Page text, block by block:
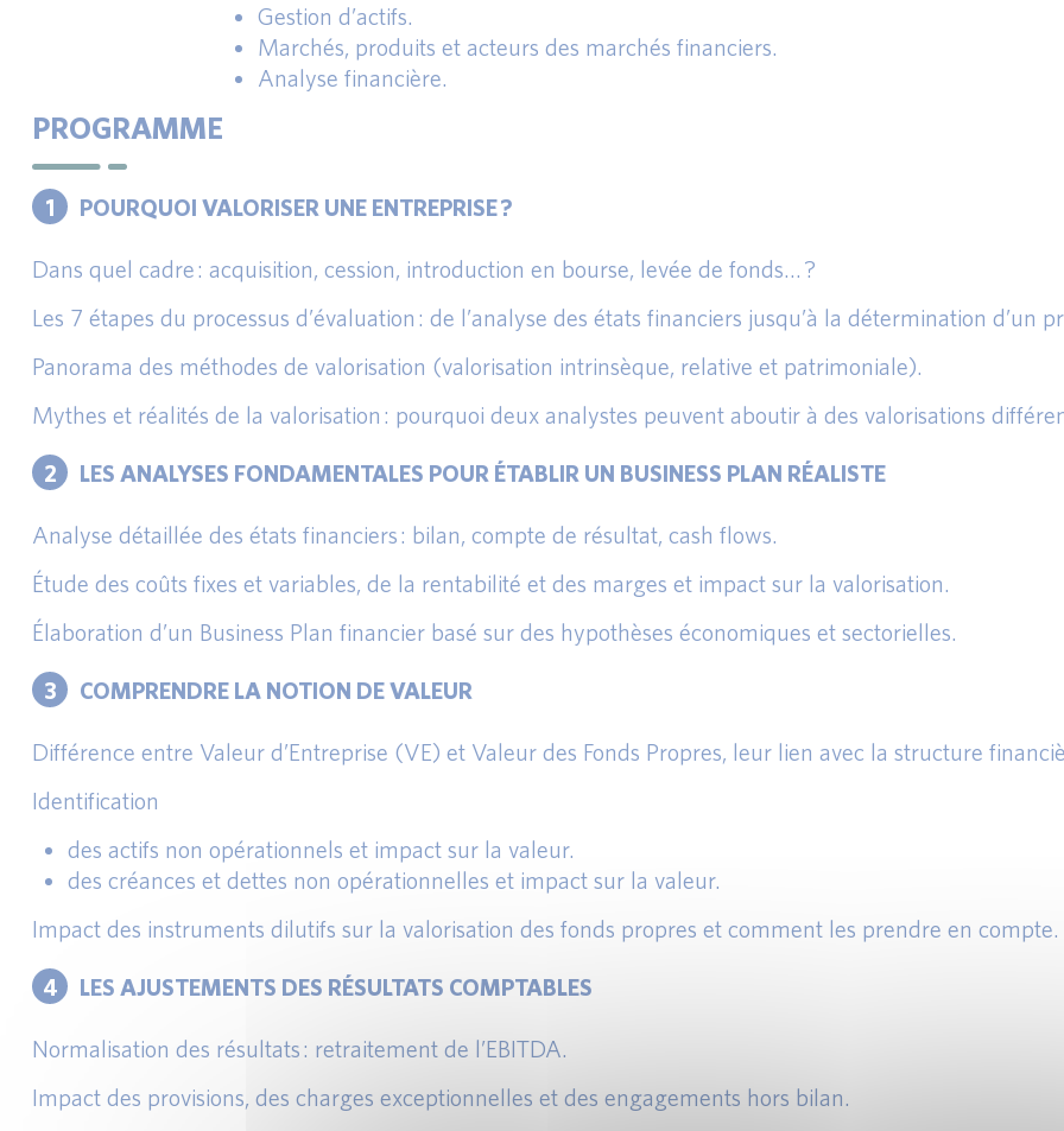
Gestion d’actifs.
Marchés, produits et acteurs des marchés financiers.
Analyse financière.
PROGRAMME
1 POURQUOI VALORISER UNE ENTREPRISE ?
Dans quel cadre : acquisition, cession, introduction en bourse, levée de fonds… ?
Les 7 étapes du processus d’évaluation : de l’analyse des états financiers jusqu’à la détermination d’un
Panorama des méthodes de valorisation (valorisation intrinsèque, relative et patrimoniale).
Mythes et réalités de la valorisation : pourquoi deux analystes peuvent aboutir à des valorisations
2 LES ANALYSES FONDAMENTALES POUR ÉTABLIR UN BUSINESS PLAN RÉALISTE
Analyse détaillée des états financiers : bilan, compte de résultat, cash flows.
Étude des coûts fixes et variables, de la rentabilité et des marges et impact sur la valorisation.
Élaboration d’un Business Plan financier basé sur des hypothèses économiques et sectorielles.
3 COMPRENDRE LA NOTION DE VALEUR
Différence entre Valeur d’Entreprise (VE) et Valeur des Fonds Propres, leur lien avec la structure
Identification
des actifs non opérationnels et impact sur la valeur.
des créances et dettes non opérationnelles et impact sur la valeur.
Impact des instruments dilutifs sur la valorisation des fonds propres et comment les prendre en compte.
4 LES AJUSTEMENTS DES RÉSULTATS COMPTABLES
Normalisation des résultats : retraitement de l’EBITDA.
Impact des provisions, des charges exceptionnelles et des engagements hors bilan.